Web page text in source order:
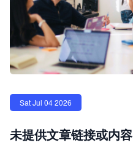
Sat Jul 04 2026
未提供文章链接或内容